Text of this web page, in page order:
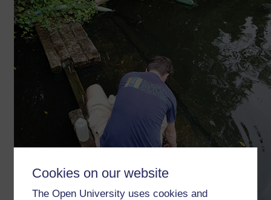
Cookies on our website
The Open University uses cookies and